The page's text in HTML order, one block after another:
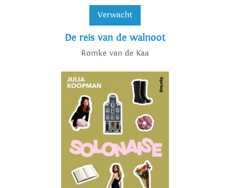
Verwacht
De reis van de walnoot
Romke van de Kaa